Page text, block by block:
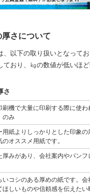
さについて
、以下の取り扱いとなって
ており、㎏の数値が低いほ
さ
刷機で大量に印刷する際に使
のみ
用紙よりしっかりとした印象の
オススメ用紙です。
厚みがあり、会社案内やパンフ
いコシのある厚めの紙です。会
ほしいものや信頼感を伝えたい